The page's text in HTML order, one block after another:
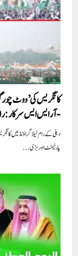
کانگریس کی’ووٹ چور
-آر ایس ایس سرکار:
دہلی کے رام لیلا گراؤنڈ میں
پارلیمنٹ اور بڑی...